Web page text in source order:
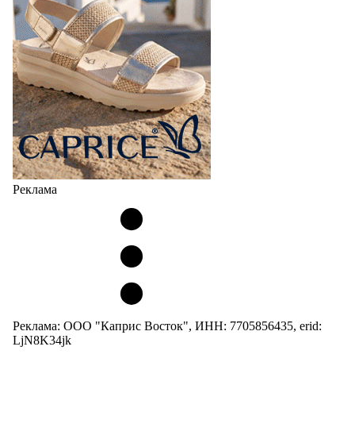
Реклама
Реклама: ООО "Каприс Восток", ИНН: 7705856435, erid:
LjN8K34jk